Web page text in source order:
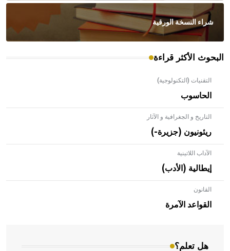
شراء النسخة الورقية
البحوث الأكثر قراءة
التقنيات (التكنولوجية)
الحاسوب
التاريخ و الجغرافية و الآثار
ريئونيون (جزيرة-)
الآداب اللاتينية
إيطالية (الأدب)
القانون
القواعد الآمرة
هل تعلم؟
- هل تعلم أن الأبلق نوع من الفنون الهندسية التي ارتبطت
بالعمارة الإسلامية في بلاد الشام ومصر خاصة، حيث يحرص
المعمار على بناء مداميكه وخاصة في الواجهات